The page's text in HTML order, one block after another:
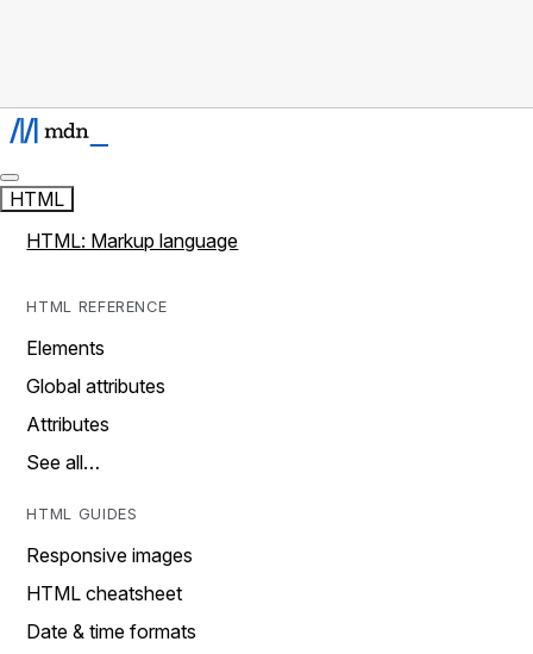
HTML
HTML: Markup language
HTML REFERENCE
Elements
Global attributes
Attributes
See all…
HTML GUIDES
Responsive images
HTML cheatsheet
Date & time formats